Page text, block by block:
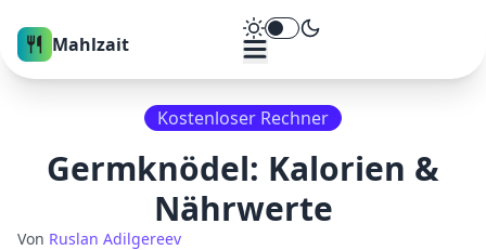
Mahlzait Theme umschalten
Kostenloser Rechner
Germknödel: Kalorien &
Nährwerte
Von Ruslan Adilgereev